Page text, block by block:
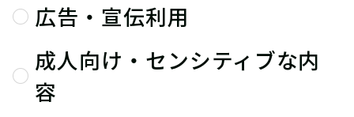
広告・宣伝利用
成人向け・センシティブな内
容